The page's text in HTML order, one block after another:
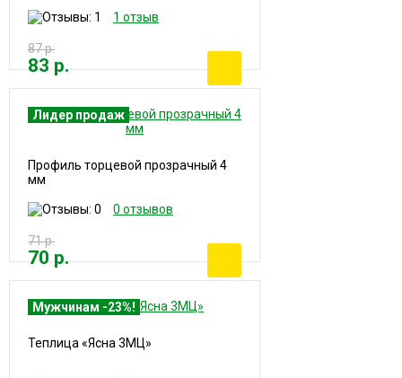
1 отзыв
87 р.
83 р.
Лидер продаж
Профиль торцевой прозрачный 4
мм
0 отзывов
71 р.
70 р.
Мужчинам -23%!
Теплица «Ясна 3МЦ»